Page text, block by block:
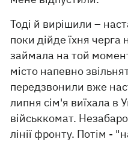
Тоді й вирішили –
поки дійде їхня черга
займала на той
місто напевно
передзвонили вже
липня сім'я виїхала в
військкомат.
лінії фронту. Потім -